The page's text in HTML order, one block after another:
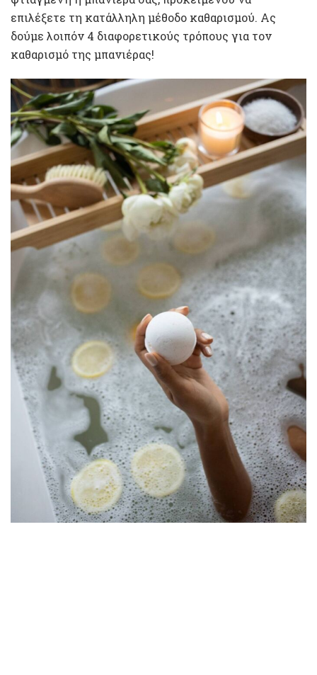
επιλέξετε τη κατάλληλη μέθοδο καθαρισμού. Ας
δούμε λοιπόν 4 διαφορετικούς τρόπους για τον
καθαρισμό της μπανιέρας!